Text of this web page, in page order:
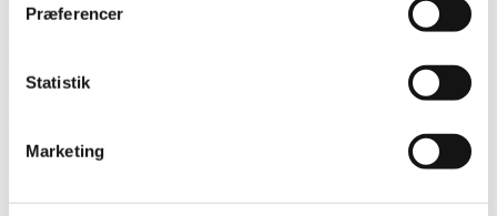
Præferencer
Statistik
Marketing
Kasper er gift med Julie, og de har 2 børn på 7 og 3 år. Han har senest
Kasper har allerede ”smagt” på jobbet hos Team Sydhavsøerne i maj måned,
hvor han har været i virksomhedspraktik, og på den måde været i kontakt